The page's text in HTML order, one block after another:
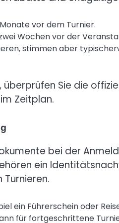
vor dem Turnier.
Wochen vor der
stimmen aber
Sie die
Zeitplan.
bei der
ein
ein Führerschein oder
für fortgeschrittene